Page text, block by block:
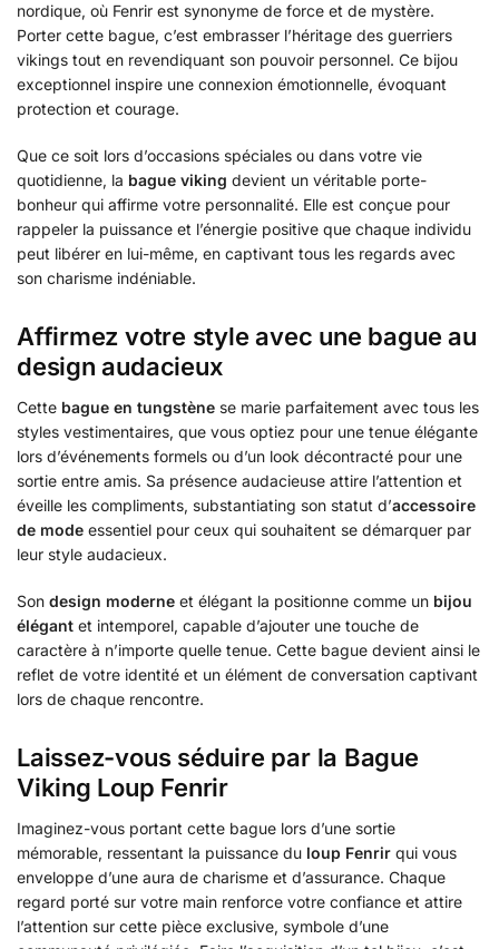
nordique, où Fenrir est synonyme de force et de mystère.
Porter cette bague, c’est embrasser l’héritage des guerriers
vikings tout en revendiquant son pouvoir personnel. Ce bijou
exceptionnel inspire une connexion émotionnelle, évoquant
protection et courage.
Que ce soit lors d’occasions spéciales ou dans votre vie
quotidienne, la bague viking devient un véritable porte-
bonheur qui affirme votre personnalité. Elle est conçue pour
rappeler la puissance et l’énergie positive que chaque individu
peut libérer en lui-même, en captivant tous les regards avec
son charisme indéniable.
Affirmez votre style avec une bague au
design audacieux
Cette bague en tungstène se marie parfaitement avec tous les
styles vestimentaires, que vous optiez pour une tenue élégante
lors d’événements formels ou d’un look décontracté pour une
sortie entre amis. Sa présence audacieuse attire l’attention et
éveille les compliments, substantiating son statut d’accessoire
de mode essentiel pour ceux qui souhaitent se démarquer par
leur style audacieux.
Son design moderne et élégant la positionne comme un bijou
élégant et intemporel, capable d’ajouter une touche de
caractère à n’importe quelle tenue. Cette bague devient ainsi le
reflet de votre identité et un élément de conversation captivant
lors de chaque rencontre.
Laissez-vous séduire par la Bague
Viking Loup Fenrir
Imaginez-vous portant cette bague lors d’une sortie
mémorable, ressentant la puissance du loup Fenrir qui vous
enveloppe d’une aura de charisme et d’assurance. Chaque
regard porté sur votre main renforce votre confiance et attire
l’attention sur cette pièce exclusive, symbole d’une